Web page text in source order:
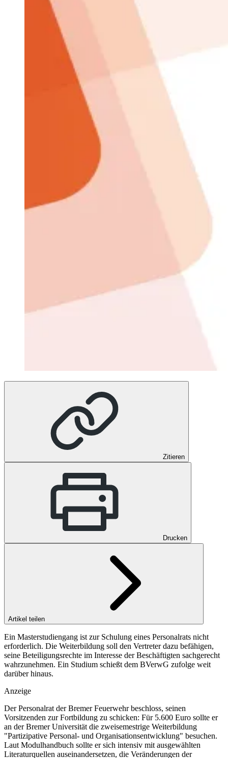
Zitieren
Drucken
Artikel teilen
Ein Masterstudiengang ist zur Schulung eines Personalrats nicht
erforderlich. Die Weiterbildung soll den Vertreter dazu befähigen,
seine Beteiligungsrechte im Interesse der Beschäftigten sachgerecht
wahrzunehmen. Ein Studium schießt dem BVerwG zufolge weit
darüber hinaus.
Anzeige
Der Personalrat der Bremer Feuerwehr beschloss, seinen
Vorsitzenden zur Fortbildung zu schicken: Für 5.600 Euro sollte er
an der Bremer Universität die zweisemestrige Weiterbildung
"Partizipative Personal- und Organisationsentwicklung" besuchen.
Laut Modulhandbuch sollte er sich intensiv mit ausgewählten
Literaturquellen auseinandersetzen, die Veränderungen der